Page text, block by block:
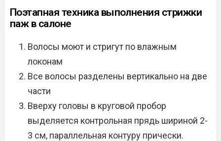
Поэтапная техника выполнения стрижки
паж в салоне
Волосы моют и стригут по влажным
локонам
Все волосы разделены вертикально на две
части
Вверху головы в круговой пробор
выделяется контрольная прядь шириной 2-
3 см, параллельная контуру прически.